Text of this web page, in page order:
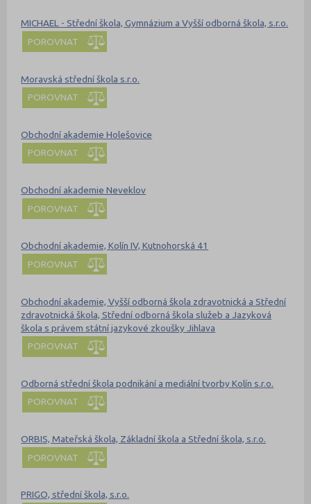
MICHAEL - Střední škola, Gymnázium a Vyšší odborná škola, s.r.o.
POROVNAT
Moravská střední škola s.r.o.
POROVNAT
Obchodní akademie Holešovice
POROVNAT
Obchodní akademie Neveklov
POROVNAT
Obchodní akademie, Kolín IV, Kutnohorská 41
POROVNAT
Obchodní akademie, Vyšší odborná škola zdravotnická a Střední
zdravotnická škola, Střední odborná škola služeb a Jazyková
škola s právem státní jazykové zkoušky Jihlava
POROVNAT
Odborná střední škola podnikání a mediální tvorby Kolín s.r.o.
POROVNAT
ORBIS, Mateřská škola, Základní škola a Střední škola, s.r.o.
POROVNAT
PRIGO, střední škola, s.r.o.